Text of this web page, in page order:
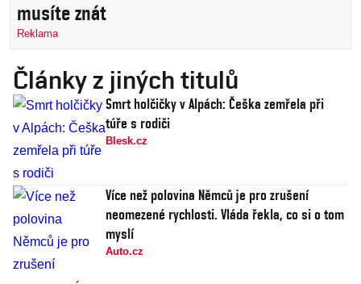
musíte znát
Reklama
Články z jiných titulů
Smrt holčičky v Alpách: Češka zemřela při
túře s rodiči
Blesk.cz
Více než polovina Němců je pro zrušení
neomezené rychlosti. Vláda řekla, co si o tom
myslí
Auto.cz